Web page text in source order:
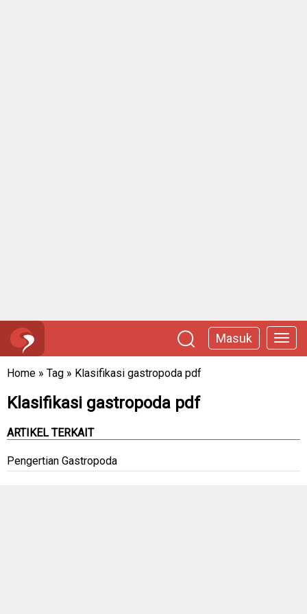
Masuk
Home » Tag » Klasifikasi gastropoda pdf
Klasifikasi gastropoda pdf
ARTIKEL TERKAIT
Pengertian Gastropoda